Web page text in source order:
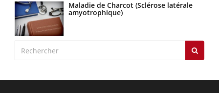
Maladie de Charcot (Sclérose latérale
amyotrophique)